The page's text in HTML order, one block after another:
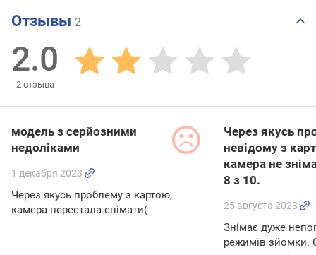
Отзывы 2
2.0
2 отзыва
модель з серйозними
недоліками
1 декабря 2023
Через якусь проблему з картою,
камера перестала снімати(
Через якусь
невідому з
камера не
8 з 10.
25 августа 2023
Знімає дуже
режимів зйомки.